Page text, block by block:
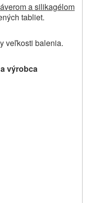
a silikagélom
tabliet.
veľkosti balenia.
výrobca